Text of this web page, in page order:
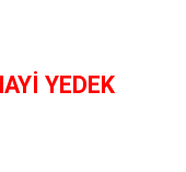
YEDEK